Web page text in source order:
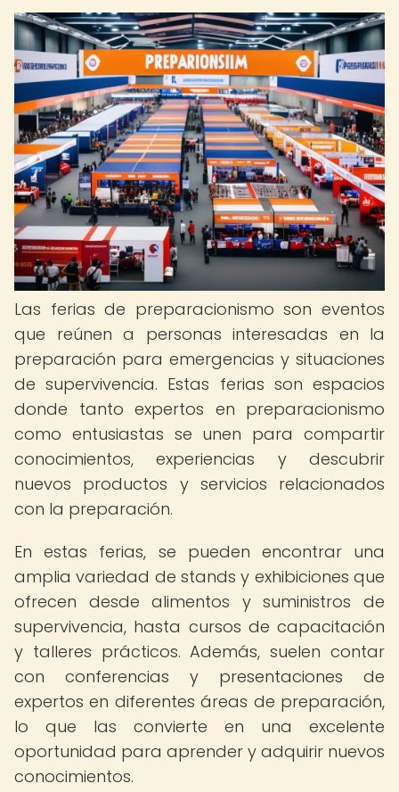
Las ferias de preparacionismo son eventos
que reúnen a personas interesadas en la
preparación para emergencias y situaciones
de supervivencia. Estas ferias son espacios
donde tanto expertos en preparacionismo
como entusiastas se unen para compartir
conocimientos, experiencias y descubrir
nuevos productos y servicios relacionados
con la preparación.
En estas ferias, se pueden encontrar una
amplia variedad de stands y exhibiciones que
ofrecen desde alimentos y suministros de
supervivencia, hasta cursos de capacitación
y talleres prácticos. Además, suelen contar
con conferencias y presentaciones de
expertos en diferentes áreas de preparación,
lo que las convierte en una excelente
oportunidad para aprender y adquirir nuevos
conocimientos.